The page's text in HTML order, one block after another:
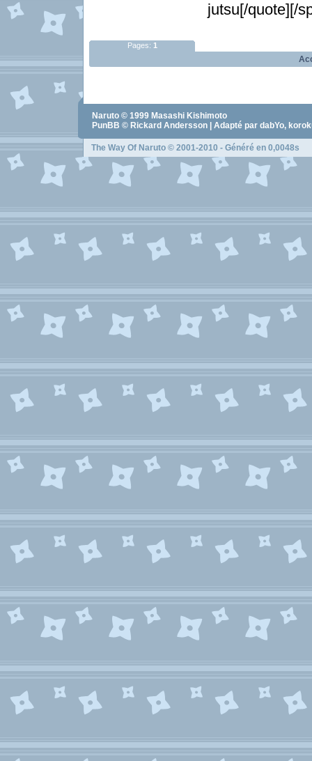
jutsu[/quote][/
Pages: 1
Naruto © 1999 Masashi Kishimoto
PunBB © Rickard Andersson | Adapté par dabYo,
The Way Of Naruto © 2001-2010 - Généré en 0,0048s